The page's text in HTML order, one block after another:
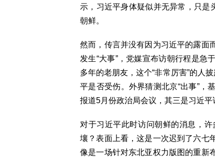
示，习近平身体疑似并无异常，只是
朝鲜。
然而，传言并没有因为习近平的露面
发生“大事”，党媒宣布访朝行程是急
多年的老朋友，这个“非常厉害”的人
平是否受伤。外界猜测北京“出事”，
报道5月份政治局会议，其三是习
对于习近平此时访问朝鲜的消息，
壤？表面上看，这是一次迟到了六七
像是一场针对东北亚权力版图的重新